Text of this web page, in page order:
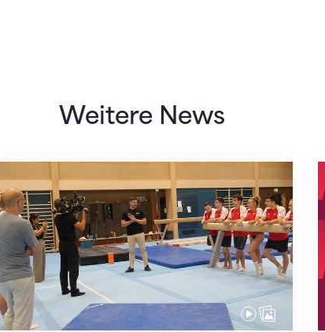
Weitere News
Mit klaren Zielen nach Zagreb